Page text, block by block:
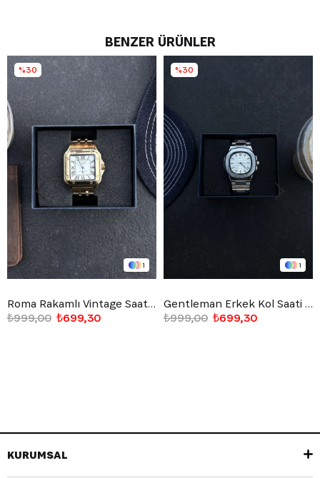
BENZER ÜRÜNLER
1
Roma Rakamlı Vintage Saat Altın Sarısı
₺699,30
₺999,00
%30
1
Gentleman Erkek Kol Saati Beyaz
₺699,30
₺999,00
%30
KURUMSAL